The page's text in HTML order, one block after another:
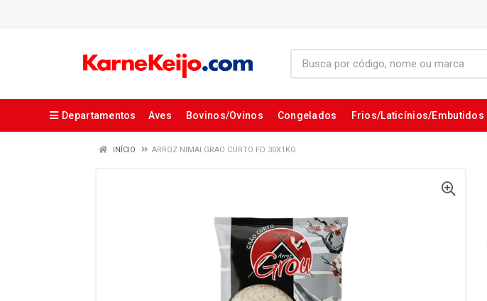
Departamentos Aves Bovinos/Ovinos Congelados Frios/Laticínios/Embutidos
INÍCIO ARROZ NIMAI GRAO CURTO FD 30X1KG